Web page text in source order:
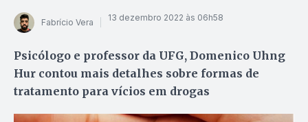
Fabrício Vera 13 dezembro 2022 às 06h58
Psicólogo e professor da UFG, Domenico Uhng
Hur contou mais detalhes sobre formas de
tratamento para vícios em drogas